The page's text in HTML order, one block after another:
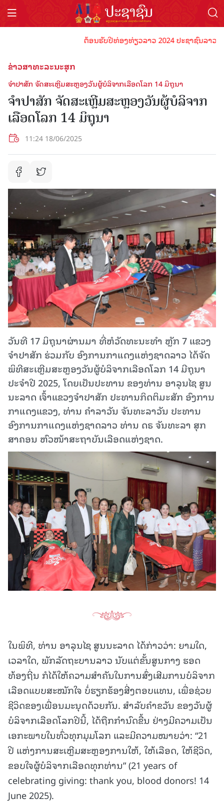
ຕ້ອນຮັບປີທ່ອງທ່ຽວລາວ 2024 ປະຊາຊົນລາວທຸກ
ຂ່າວສາທະລະນະສຸກ
ຈຳປາສັກ ຈັດສະເຫຼີມສະຫຼອງວັນຜູ້ບໍລິຈາກເລືອດໂລກ 14 ມິຖຸນາ
ຈຳປາສັກ ຈັດສະເຫຼີມສະຫຼອງວັນຜູ້ບໍລິຈາກ
ເລືອດໂລກ 14 ມິຖຸນາ
11:24 18/06/2025
ວັນທີ 17 ມິຖຸນາຜ່ານມາ ທີ່ຫໍວັດທະນະທໍາ ຫຼັກ 7 ແຂວງ
ຈຳປາສັກ ຮ່ວມກັບ ອົງການກາແດງແຫ່ງຊາດລາວ ໄດ້ຈັດ
ພິທີສະເຫຼີມສະຫຼອງວັນຜູ້ບໍລິຈາກເລືອດໂລກ 14 ມີຖຸນາ
ປະຈໍາປີ 2025, ໂດຍເປັນປະທານ ຂອງທ່ານ ອາລຸນໄຊ ສູນ
ນະລາດ ເຈົ້າແຂວງຈໍາປາສັກ ປະທານກິດຕິມະສັກ ອົງການ
ກາແດງແຂວງ, ທ່ານ ຄໍາລາວັນ ຈັນທະລາວັນ ປະທານ
ອົງການກາແດງແຫ່ງຊາດລາວ ທ່ານ ດຣ ຈັນທະລາ ສຸກ
ສາຄອນ ຫົວໜ້າສະຖາບັນເລືອດແຫ່ງຊາດ.
ໃນພິທີ, ທ່ານ ອາລຸນໄຊ ສູນນະລາດ ໄດ້ກ່າວວ່າ: ຍາມໃດ,
ເວລາໃດ, ພັກລັດຖະບານລາວ ນັບແຕ່ຂັ້ນສູນກາງ ຮອດ
ທ້ອງຖີ່ນ ກໍໄດ້ໃຫ້ຄວາມສຳຄັນໃນການສົ່ງເສີມການບໍລິຈາກ
ເລືອດແບບສະໝັກໃຈ ບໍ່ຮຽກຮ້ອງສີ່ງຕອບແທນ, ເພື່ອຊ່ວຍ
ຊີວິດຂອງເພື່ອນມະນຸດດ້ວຍກັນ. ສໍາລັບຄໍາຂວັນ ຂອງວັນຜູ້
ບໍລິຈາກເລືອດໂລກປີນີ້, ໄດ້ຖືກກຳນົດຂື້ນ ຢ່າງມີຄວາມເປັນ
ເອກະພາບໃນທົ່ວທຸກມຸມໂລກ ແລະມີຄວາມໝາຍວ່າ: “21
ປີ ແຫ່ງການສະເຫຼີມສະຫຼອງການໃຫ້, ໃຫ້ເລືອດ, ໃຫ້ຊີວິດ,
ຂອບໃຈຜູ້ບໍລິຈາກເລືອດທຸກທ່ານ” (21 years of
celebrating giving: thank you, blood donors! 14
June 2025).